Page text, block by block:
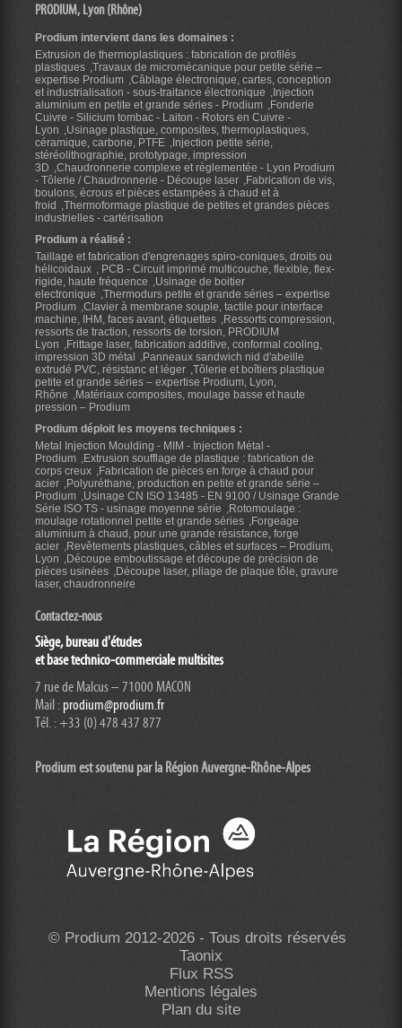
PRODIUM, Lyon (Rhône)
Prodium intervient dans les domaines :
Extrusion de thermoplastiques : fabrication de profilés
plastiques Travaux de micromécanique pour petite série –
expertise Prodium Câblage électronique, cartes, conception
et industrialisation - sous-traitance électronique
Injection
aluminium en petite et grande séries - Prodium
Fonderie
Cuivre - Silicium tombac - Laiton - Rotors en Cuivre -
Lyon
Usinage plastique, composites, thermoplastiques,
céramique, carbone, PTFE
Injection petite série,
stéréolithographie, prototypage, impression
3D
Chaudronnerie complexe et règlementée - Lyon Prodium
- Tôlerie / Chaudronnerie - Découpe laser
Fabrication de vis,
boulons, écrous et pièces estampées à chaud et à
froid
Thermoformage plastique de petites et grandes pièces
industrielles - cartérisation
Prodium a réalisé :
Taillage et fabrication d'engrenages spiro-coniques, droits ou
hélicoidaux
PCB - Circuit imprimé multicouche, flexible, flex-
rigide, haute fréquence
Usinage de boitier
electronique
Thermodurs petite et grande séries – expertise
Prodium Clavier à membrane souple, tactile pour interface
machine, IHM, faces avant, étiquettes
Ressorts compression,
ressorts de traction, ressorts de torsion, PRODIUM
Lyon
Frittage laser, fabrication additive, conformal cooling,
impression 3D métal
Panneaux sandwich nid d'abeille
extrudé PVC, résistanc et léger Tôlerie et boîtiers plastique
petite et grande séries – expertise Prodium, Lyon,
Rhône
Matériaux composites, moulage basse et haute
pression – Prodium
Prodium déploit les moyens techniques :
Metal Injection Moulding - MIM - Injection Métal -
Prodium
Extrusion soufflage de plastique : fabrication de
corps creux
Fabrication de pièces en forge à chaud pour
acier
Polyuréthane, production en petite et grande série –
Prodium
Usinage CN ISO 13485 - EN 9100 / Usinage Grande
Série ISO TS - usinage moyenne série
Rotomoulage :
moulage rotationnel petite et grande séries
Forgeage
aluminium à chaud, pour une grande résistance, forge
acier
Revêtements plastiques, câbles et surfaces – Prodium,
Lyon
Découpe emboutissage et découpe de précision de
pièces usinées
Découpe laser, pliage de plaque tôle, gravure
laser, chaudronneire
Contactez-nous
Siège, bureau d'études
et base technico-commerciale multisites
7 rue de Malcus – 71000 MACON
Mail :prodium@prodium.fr
Tél. : +33 (0) 478 437 877
Prodium est soutenu par la Région Auvergne-Rhône-Alpes
© Prodium 2012-2026 - Tous droits réservés
Taonix
Flux RSS
Mentions légales
Plan du site